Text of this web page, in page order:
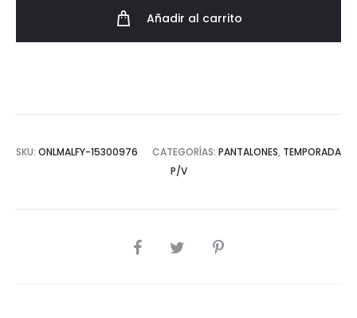
Añadir al carrito
SKU: ONLMALFY-15300976 CATEGORÍAS: PANTALONES, TEMPORADA
P/V
COMPARTIR